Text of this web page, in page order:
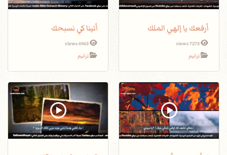
أرفعك يا إلهي الملك
7273 views
ترانيم
أتينا كي نسبحك
6963 views
ترانيم